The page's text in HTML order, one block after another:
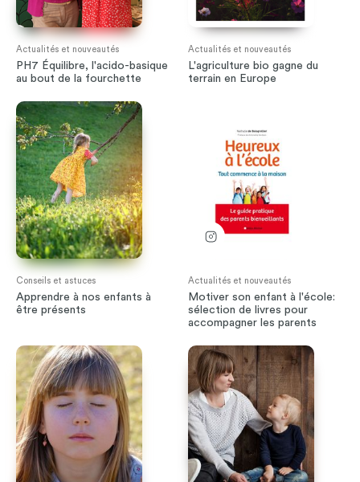
Actualités et nouveautés
PH7 Équilibre, l'acido-basique
au bout de la fourchette
Actualités et nouveautés
L'agriculture bio gagne du
terrain en Europe
Conseils et astuces
Apprendre à nos enfants à
être présents
Actualités et nouveautés
Motiver son enfant à l'école:
sélection de livres pour
accompagner les parents